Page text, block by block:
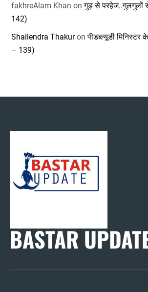
fakhreAlam Khan onगुड़ से परहेज..गुलगुलों
142)
Shailendra Thakuronपीडब्ल्यूडी
– 139)
BASTAR